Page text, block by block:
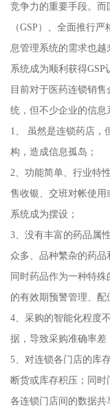
竞争力的重要手段。
（GSP）、全面推行
息管理系统的需求也越
系统成为顺利获得GSP
目前对于医药连锁销
统，但不少企业的信息
1、 虽然是连锁药店，
构，造成信息孤岛；
2、功能简单、行业特
售收银、交班对帐使用
系统成为摆设；
3、没有丰富的药品属
众多、品种繁杂的药品
同时药品作为一种特
的有效期预警管理、配
4、采购的智能化程度
据，导致采购准确率差
5、对连锁各门店的库
断货或库存积压；同时
各连锁门店间的数据